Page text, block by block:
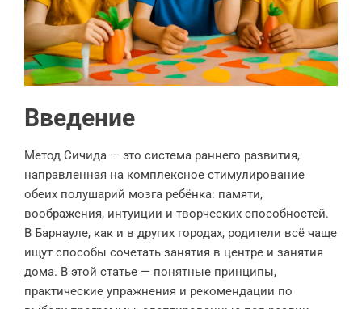
Введение
Метод Сичида — это система раннего развития,
направленная на комплексное стимулирование
обеих полушарий мозга ребёнка: памяти,
воображения, интуиции и творческих способностей.
В Барнауле, как и в других городах, родители всё чаще
ищут способы сочетать занятия в центре и занятия
дома. В этой статье — понятные принципы,
практические упражнения и рекомендации по